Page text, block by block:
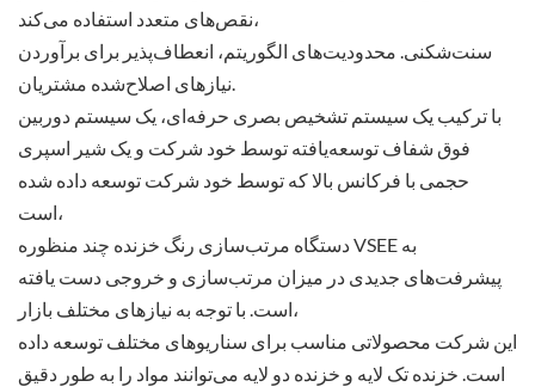
نقص‌های متعدد استفاده می‌کند،
سنت‌شکنی. محدودیت‌های الگوریتم، انعطاف‌پذیر برای برآوردن
نیازهای اصلاح‌شده مشتریان.
با ترکیب یک سیستم تشخیص بصری حرفه‌ای، یک سیستم دوربین
فوق شفاف توسعه‌یافته توسط خود شرکت و یک شیر اسپری
حجمی با فرکانس بالا که توسط خود شرکت توسعه داده شده
است،
دستگاه مرتب‌سازی رنگ خزنده چند منظوره VSEE به
پیشرفت‌های جدیدی در میزان مرتب‌سازی و خروجی دست یافته
است. با توجه به نیازهای مختلف بازار،
این شرکت محصولاتی مناسب برای سناریوهای مختلف توسعه داده
است. خزنده تک لایه و خزنده دو لایه می‌توانند مواد را به طور دقیق